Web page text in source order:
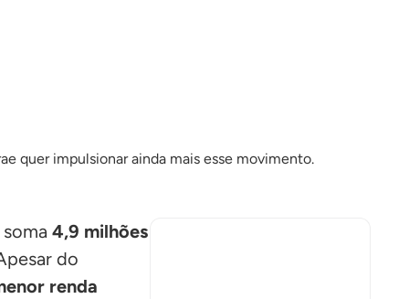
4,9 milhões
do
renda